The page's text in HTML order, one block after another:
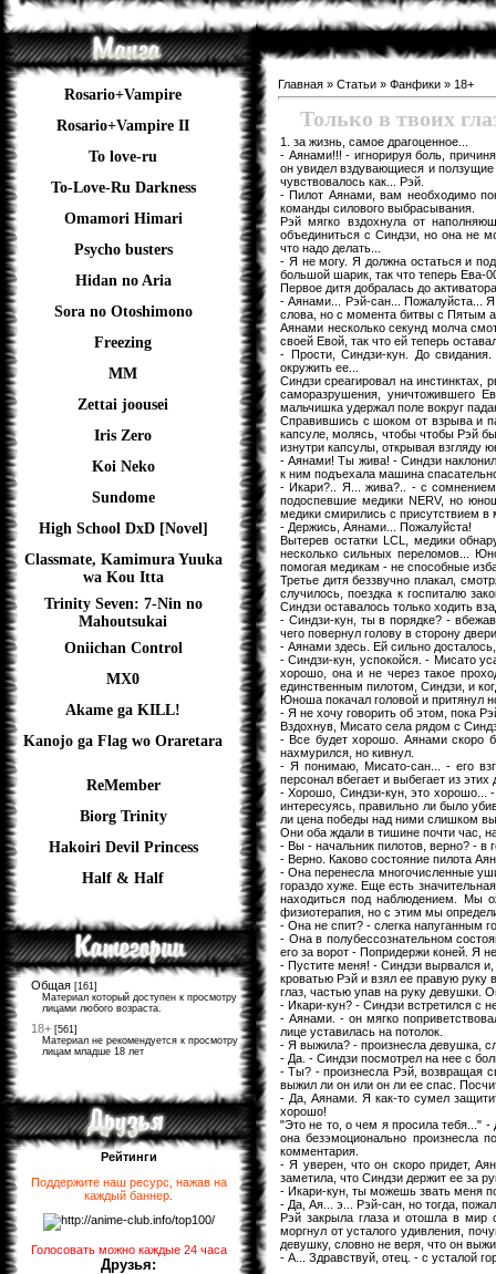
Rosario+Vampire
Rosario+Vampire II
To love-ru
To-Love-Ru Darkness
Omamori Himari
Psycho busters
Hidan no Aria
Sora no Otoshimono
Freezing
ММ
Zettai joousei
Iris Zero
Koi Neko
Sundome
High School DxD [Novel]
Classmate, Kamimura Yuuka
wa Kou Itta
Trinity Seven: 7-Nin no
Mahoutsukai
Oniichan Control
MX0
Akame ga KILL!
Kanojo ga Flag wo Oraretara
ReMember
Biorg Trinity
Hakoiri Devil Princess
Half & Half
Общая [161]
Материал который доступен к просмотру
лицами любого возраста.
18+ [561]
Материал не рекомендуется к просмотру
лицам младше 18 лет
Рейтинги
Поддержите наш ресурс, нажав на
каждый баннер
Голосовать можно каждые 24 часа
Друзья:
Главная » Статьи » Фанфики » 18+
Только в твоих
1. за жизнь, самое драгоценное...
- Аянами!!! - игнорируя боль,
он увидел вздувающиеся и ползущие
чувствовалось как... Рэй.
- Пилот Аянами, вам необходимо
команды силового выбрасывания.
Рэй мягко вздохнула от
объединиться с Синдзи, но она не
что надо делать...
- Я не могу. Я должна остаться и
большой шарик, так что теперь Ева-
Первое дитя добралась до
- Аянами... Рэй-сан... Пожалуйста... Я
слова, но с момента битвы с Пятым
Аянами несколько секунд молча
своей Евой, так что ей теперь
- Прости, Синдзи-кун. До
окружить ее...
Синдзи среагировал на инстинктах,
саморазрушения, уничтожившего
мальчишка удержал поле вокруг
Справившись с шоком от взрыва и
капсуле, молясь, чтобы чтобы Рэй
изнутри капсулы, открывая
- Аянами! Ты жива! - Синдзи
к ним подъехала машина
- Икари?.. Я... жива?.. - с сомнением
подоспевшие медики NERV, но
медики смирились с присутствием
- Держись, Аянами... Пожалуйста!
Вытерев остатки LCL, медики
несколько сильных переломов...
помогая медикам - не способные
Третье дитя беззвучно плакал,
случилось, поездка к госпиталю
Синдзи оставалось только ходить
- Синдзи-кун, ты в порядке? -
чего повернул голову в сторону
- Аянами здесь. Ей сильно
- Синдзи-кун, успокойся. - Мисато
хорошо, она и не через такое
единственным пилотом, Синдзи, и
Юноша покачал головой и притянул
- Я не хочу говорить об этом, пока
Вздохнув, Мисато села рядом с
- Все будет хорошо. Аянами скоро
нахмурился, но кивнул.
- Я понимаю, Мисато-сан... - его
персонал вбегает и выбегает из этих
- Хорошо, Синдзи-кун, это хорошо... -
интересуясь, правильно ли было
ли цена победы над ними слишком
Они оба ждали в тишине почти час,
- Вы - начальник пилотов, верно? - в
- Верно. Каково состояние пилота
- Она перенесла многочисленные
гораздо хуже. Еще есть
находиться под наблюдением. Мы
физиотерапия, но с этим мы
- Она не спит? - слегка напуганным
- Она в полубессознательном
его за ворот - Попридержи коней. Я
- Пустите меня! - Синдзи вырвался
кроватью Рэй и взял ее правую руку
глаз, частью упав на руку девушки.
- Икари-кун? - Синдзи встретился с
- Аянами. - он мягко
лице уставилась на потолок.
- Я выжила? - произнесла девушка,
- Да. - Синдзи посмотрел на нее с
- Ты? - произнесла Рэй, возвращая
выжил ли он или он ли ее спас.
- Да, Аянами. Я как-то сумел
хорошо!
"Это не то, о чем я просила тебя..."
она безэмоционально произнесла
комментария.
- Я уверен, что он скоро придет,
заметила, что Синдзи держит ее за
- Икари-кун, ты можешь звать меня
- Да, Ая... э... Рэй-сан, но тогда,
Рэй закрыла глаза и отошла в мир
моргнул от усталого удивления,
девушку, словно не веря, что он
- А... Здравствуй, отец. - с усталой